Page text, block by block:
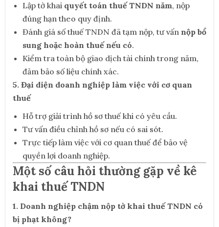
Lập tờ khai quyết toán thuế TNDN năm, nộp
đúng hạn theo quy định.
Đánh giá số thuế TNDN đã tạm nộp, tư vấn nộp bổ
sung hoặc hoàn thuế nếu có.
Kiểm tra toàn bộ giao dịch tài chính trong năm,
đảm bảo số liệu chính xác.
5. Đại diện doanh nghiệp làm việc với cơ quan
thuế
Hỗ trợ giải trình hồ sơ thuế khi có yêu cầu.
Tư vấn điều chỉnh hồ sơ nếu có sai sót.
Trực tiếp làm việc với cơ quan thuế để bảo vệ
quyền lợi doanh nghiệp.
Một số câu hỏi thường gặp về kê
khai thuế TNDN
1. Doanh nghiệp chậm nộp tờ khai thuế TNDN có
bị phạt không?